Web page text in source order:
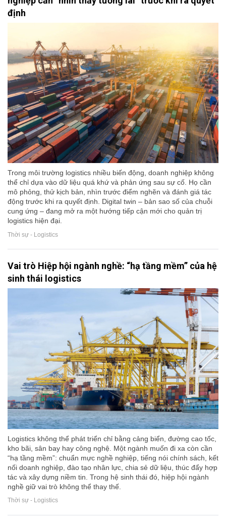
định
Trong môi trường logistics nhiều biến động, doanh nghiệp không
thể chỉ dựa vào dữ liệu quá khứ và phản ứng sau sự cố. Họ cần
mô phỏng, thử kịch bản, nhìn trước điểm nghẽn và đánh giá tác
động trước khi ra quyết định. Digital twin – bản sao số của chuỗi
cung ứng – đang mở ra một hướng tiếp cận mới cho quản trị
logistics hiện đại.
Thời sự - Logistics
Vai trò Hiệp hội ngành nghề: “hạ tầng mềm” của hệ
sinh thái logistics
Logistics không thể phát triển chỉ bằng cảng biển, đường cao tốc,
kho bãi, sân bay hay công nghệ. Một ngành muốn đi xa còn cần
“hạ tầng mềm”: chuẩn mực nghề nghiệp, tiếng nói chính sách, kết
nối doanh nghiệp, đào tạo nhân lực, chia sẻ dữ liệu, thúc đẩy hợp
tác và xây dựng niềm tin. Trong hệ sinh thái đó, hiệp hội ngành
nghề giữ vai trò không thể thay thế.
Thời sự - Logistics